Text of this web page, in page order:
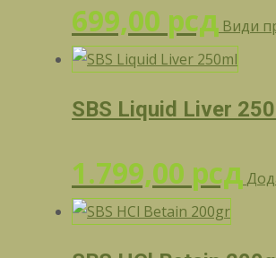
699,00 рсд Види
SBS Liquid Liver
1.799,00 рсд